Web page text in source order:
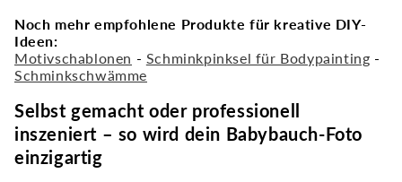
Noch mehr empfohlene Produkte für kreative DIY-
Ideen:
Motivschablonen - Schminkpinksel für Bodypainting -
Schminkschwämme
Selbst gemacht oder professionell
inszeniert – so wird dein Babybauch-Foto
einzigartig